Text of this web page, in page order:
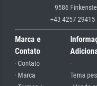
9586
+43 4257 29415
Marca e
Contato
· Contato
· Marca
·
Tema